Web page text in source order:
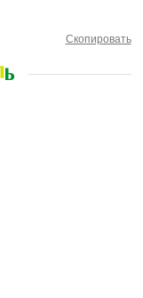
Скопировать